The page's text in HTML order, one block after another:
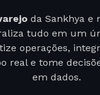
da Sankhya e
tudo em um
operações,
real e tome
em dados.